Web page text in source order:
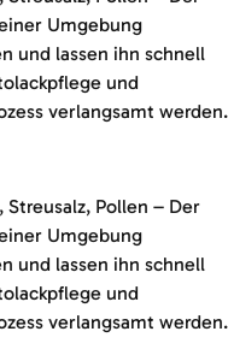
Umgebung
und lassen ihn schnell
und
verlangsamt werden.
Pollen – Der
Umgebung
und lassen ihn schnell
und
verlangsamt werden.